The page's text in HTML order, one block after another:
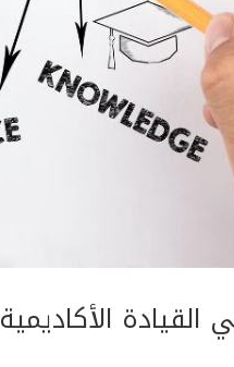
الأكاديمية